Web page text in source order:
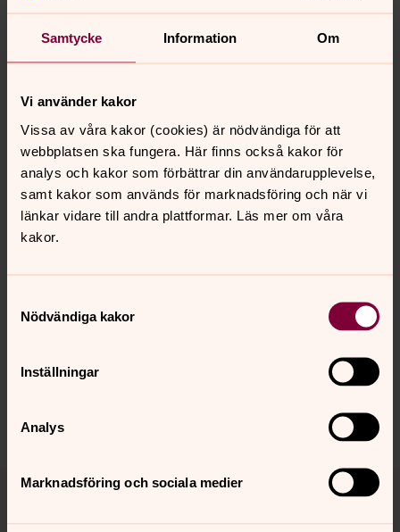
Samtycke Information Om
Vi använder kakor
Vissa av våra kakor (cookies) är nödvändiga för att
webbplatsen ska fungera. Här finns också kakor för
analys och kakor som förbättrar din användarupplevelse,
samt kakor som används för marknadsföring och när vi
länkar vidare till andra plattformar. Läs mer om våra
kakor.
Nödvändiga kakor
Inställningar
Analys
Marknadsföring och sociala medier
Fredrik Carlin
Direkt:013-23 76 05
E-post:fredrik.carlin@svenskakyrkan.se
innehåll?
Dela
Tillbaka till toppen
Tillbaka till innehållet